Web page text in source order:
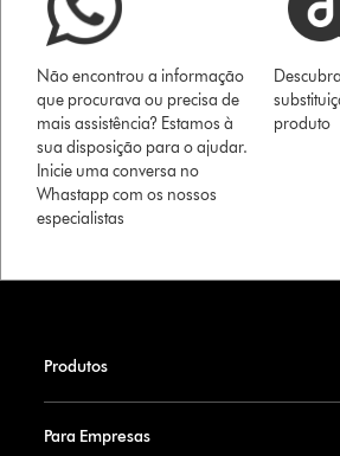
Não encontrou a informação
que procurava ou precisa de
mais assistência? Estamos à
sua disposição para o ajudar.
Inicie uma conversa no
Whastapp com os nossos
especialistas
produto
Produtos
Para Empresas